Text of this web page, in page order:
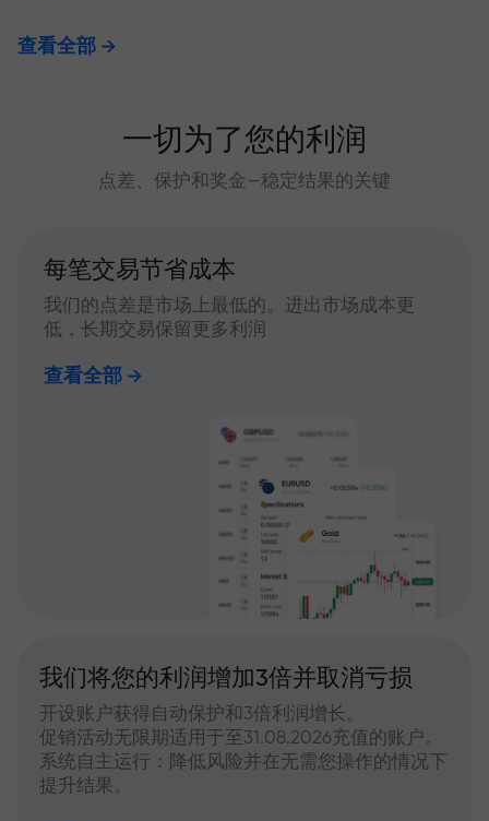
查看全部
一切为了您的利润
点差、保护和奖金—稳定结果的关键
每笔交易节省成本
我们的点差是市场上最低的。进出市场成本更
低，长期交易保留更多利润
查看全部
我们将您的利润增加3倍并取消亏损
开设账户获得自动保护和3倍利润增长。
促销活动无限期适用于至31.08.2026充值的账户。
系统自主运行：降低风险并在无需您操作的情况下
提升结果。